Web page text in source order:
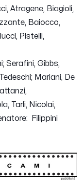
Atragene, Biagioli,
Baiocco,
Pistelli,
Serafini, Gibbs,
Mariani, De
Tarli, Nicolai,
Filippini